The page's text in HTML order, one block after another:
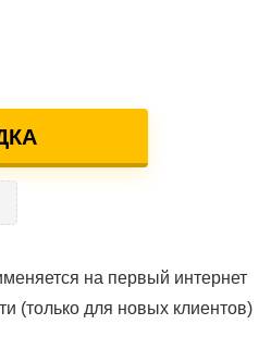
на первый интернет
(только для новых клиентов)